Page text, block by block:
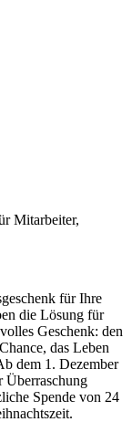
Mitarbeiter,
für Ihre
die Lösung für
Geschenk: den
das Leben
dem 1. Dezember
Überraschung
Spende von 24